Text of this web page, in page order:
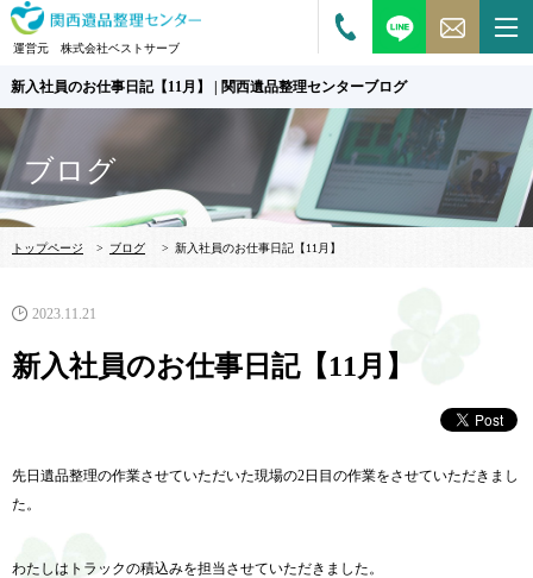
運営元 株式会社ベストサーブ
新入社員のお仕事日記【11月】 | 関西遺品整理センターブログ
ブログ
トップページ > ブログ > 新入社員のお仕事日記【11月】
2023.11.21
新入社員のお仕事日記【11月】
先日遺品整理の作業させていただいた現場の2日目の作業をさせていただきまし
た。
わたしはトラックの積込みを担当させていただきました。